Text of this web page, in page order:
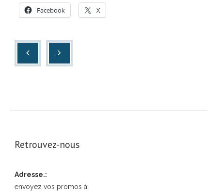
Facebook X
Retrouvez-nous
Adresse.:
envoyez vos promos à: